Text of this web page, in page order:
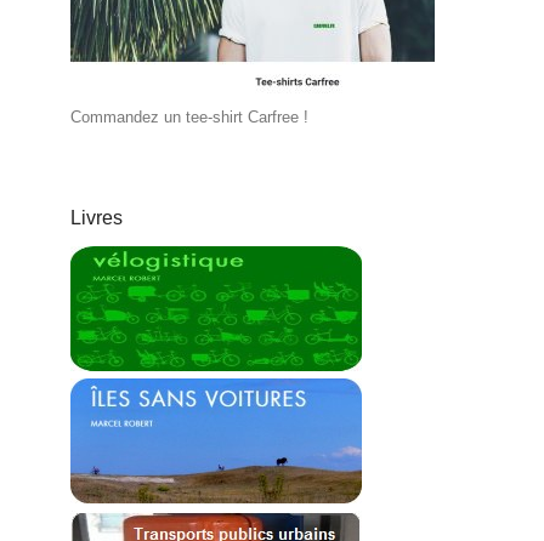
Commandez un tee-shirt Carfree !
Livres